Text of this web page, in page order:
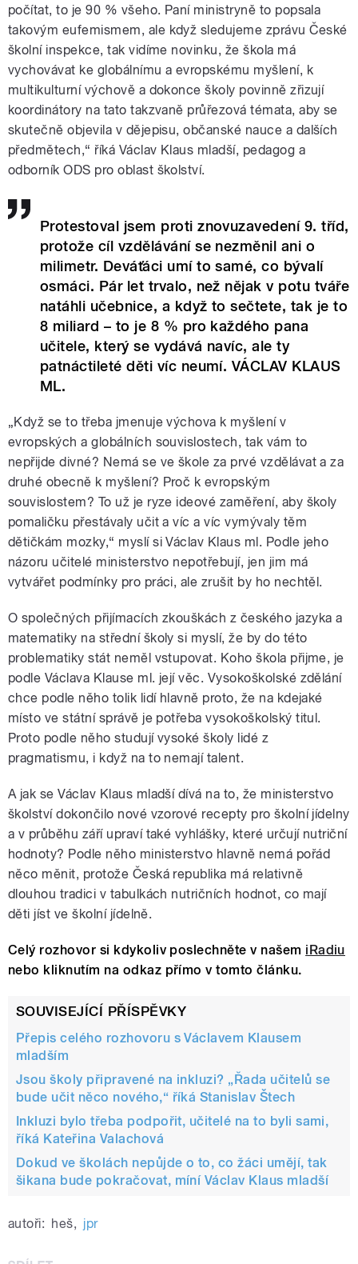
počítat, to je 90 % všeho. Paní ministryně to popsala
takovým eufemismem, ale když sledujeme zprávu České
školní inspekce, tak vidíme novinku, že škola má
vychovávat ke globálnímu a evropskému myšlení, k
multikulturní výchově a dokonce školy povinně zřizují
koordinátory na tato takzvaně průřezová témata, aby se
skutečně objevila v dějepisu, občanské nauce a dalších
předmětech,“ říká Václav Klaus mladší, pedagog a
odborník ODS pro oblast školství.
Protestoval jsem proti znovuzavedení 9. tříd,
protože cíl vzdělávání se nezměnil ani o
milimetr. Deváťáci umí to samé, co bývalí
osmáci. Pár let trvalo, než nějak v potu tváře
natáhli učebnice, a když to sečtete, tak je to
8 miliard – to je 8 % pro každého pana
učitele, který se vydává navíc, ale ty
patnáctileté děti víc neumí. VÁCLAV KLAUS
ML.
„Když se to třeba jmenuje výchova k myšlení v
evropských a globálních souvislostech, tak vám to
nepřijde divné? Nemá se ve škole za prvé vzdělávat a za
druhé obecně k myšlení? Proč k evropským
souvislostem? To už je ryze ideové zaměření, aby školy
pomaličku přestávaly učit a víc a víc vymývaly těm
dětičkám mozky,“ myslí si Václav Klaus ml. Podle jeho
názoru učitelé ministerstvo nepotřebují, jen jim má
vytvářet podmínky pro práci, ale zrušit by ho nechtěl.
O společných přijímacích zkouškách z českého jazyka a
matematiky na střední školy si myslí, že by do této
problematiky stát neměl vstupovat. Koho škola přijme, je
podle Václava Klause ml. její věc. Vysokoškolské zdělání
chce podle něho tolik lidí hlavně proto, že na kdejaké
místo ve státní správě je potřeba vysokoškolský titul.
Proto podle něho studují vysoké školy lidé z
pragmatismu, i když na to nemají talent.
A jak se Václav Klaus mladší dívá na to, že ministerstvo
školství dokončilo nové vzorové recepty pro školní jídelny
a v průběhu září upraví také vyhlášky, které určují nutriční
hodnoty? Podle něho ministerstvo hlavně nemá pořád
něco měnit, protože Česká republika má relativně
dlouhou tradici v tabulkách nutričních hodnot, co mají
děti jíst ve školní jídelně.
Celý rozhovor si kdykoliv poslechněte v našem iRadiu
nebo kliknutím na odkaz přímo v tomto článku.
SOUVISEJÍCÍ PŘÍSPĚVKY
Přepis celého rozhovoru s Václavem Klausem
mladším
Jsou školy připravené na inkluzi? „Řada učitelů se
bude učit něco nového,“ říká Stanislav Štech
Inkluzi bylo třeba podpořit, učitelé na to byli sami,
říká Kateřina Valachová
Dokud ve školách nepůjde o to, co žáci umějí, tak
šikana bude pokračovat, míní Václav Klaus mladší
autoři: heš, jpr